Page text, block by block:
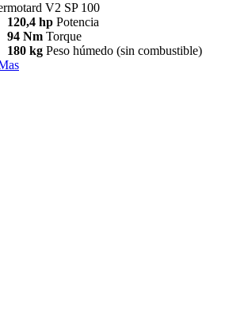
V2 SP 100
120,4 hp Potencia
94 Nm Torque
180 kg Peso húmedo (sin combustible)